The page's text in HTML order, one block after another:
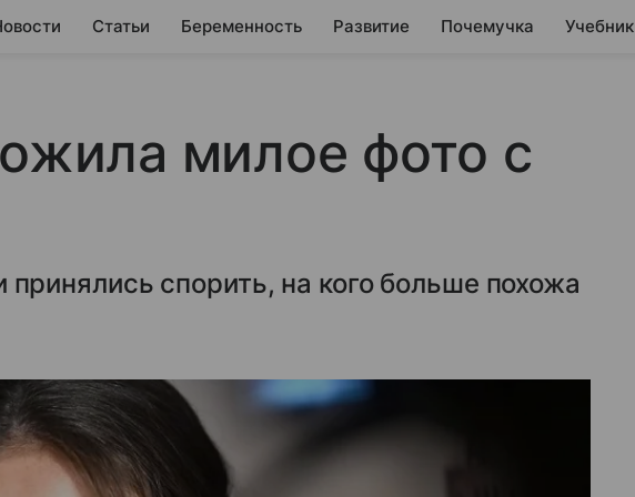
Статьи Беременность Развитие Почемучка Учебник
милое фото с
принялись спорить, на кого больше похожа